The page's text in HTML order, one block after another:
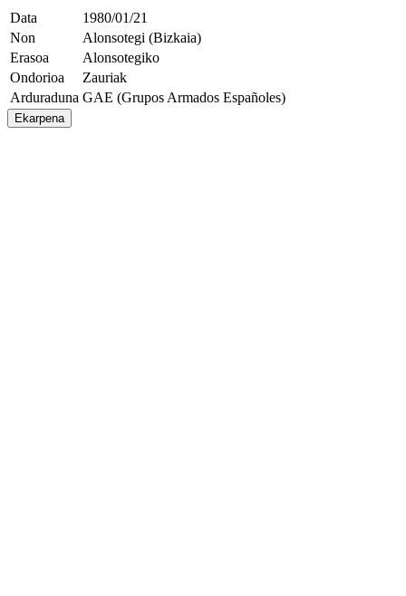
Data
1980/01/21
Non
Alonsotegi (Bizkaia)
Erasoa
Alonsotegiko
Ondorioa
Zauriak
Arduraduna GAE (Grupos Armados Españoles)